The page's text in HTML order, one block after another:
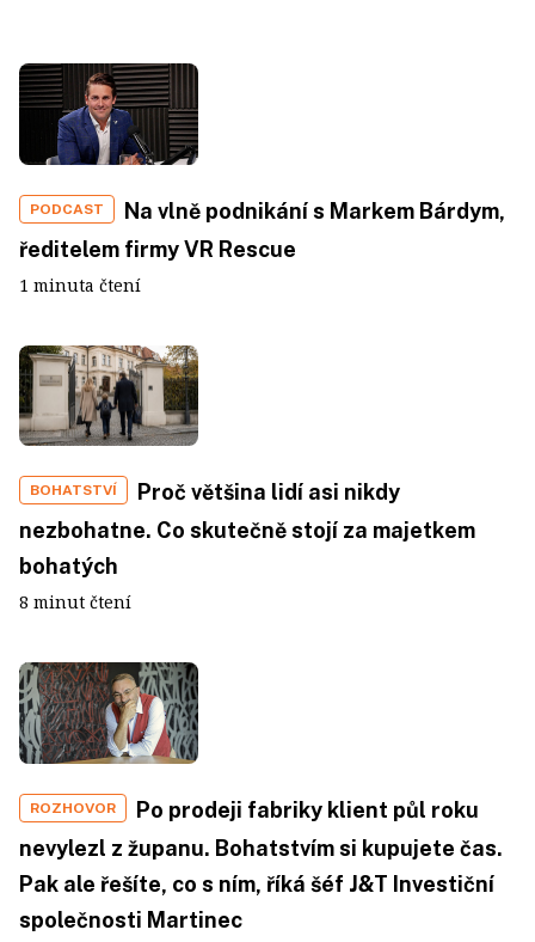
PODCAST
Na vlně podnikání s Markem Bárdym,
ředitelem firmy VR Rescue
1 minuta čtení
BOHATSTVÍ
Proč většina lidí asi nikdy
nezbohatne. Co skutečně stojí za majetkem
bohatých
8 minut čtení
ROZHOVOR
Po prodeji fabriky klient půl roku
nevylezl z županu. Bohatstvím si kupujete čas.
Pak ale řešíte, co s ním, říká šéf J&T Investiční
společnosti Martinec